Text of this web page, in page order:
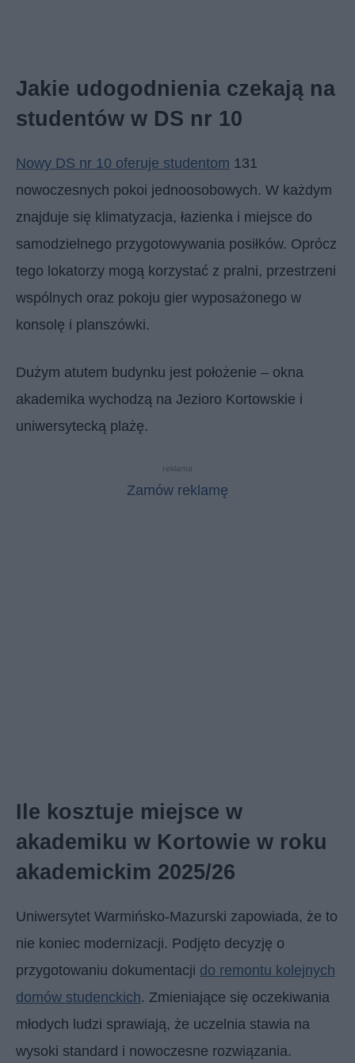
Jakie udogodnienia czekają na
studentów w DS nr 10
Nowy DS nr 10 oferuje studentom 131
nowoczesnych pokoi jednoosobowych. W każdym
znajduje się klimatyzacja, łazienka i miejsce do
samodzielnego przygotowywania posiłków. Oprócz
tego lokatorzy mogą korzystać z pralni, przestrzeni
wspólnych oraz pokoju gier wyposażonego w
konsolę i planszówki.
Dużym atutem budynku jest położenie – okna
akademika wychodzą na Jezioro Kortowskie i
uniwersytecką plażę.
reklama
Zamów reklamę
Ile kosztuje miejsce w
akademiku w Kortowie w roku
akademickim 2025/26
Uniwersytet Warmińsko-Mazurski zapowiada, że to
nie koniec modernizacji. Podjęto decyzję o
przygotowaniu dokumentacji do remontu kolejnych
domów studenckich. Zmieniające się oczekiwania
młodych ludzi sprawiają, że uczelnia stawia na
wysoki standard i nowoczesne rozwiązania.